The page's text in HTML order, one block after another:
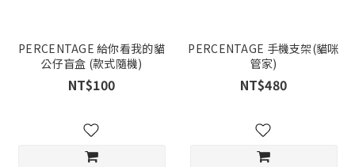
PERCENTAGE 給你看我的貓
公仔盲盒 (款式隨機)
NT$100
PERCENTAGE 手機支架(貓咪
管家)
NT$480